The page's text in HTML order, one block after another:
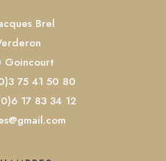
Brel
Goincourt
75 41 50 80
17 83 34 12